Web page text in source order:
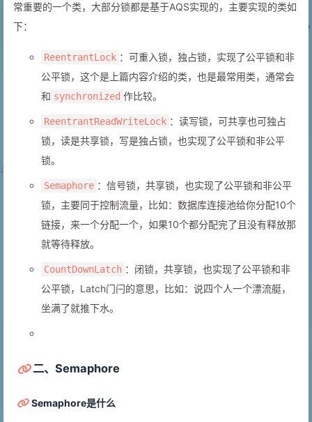
常重要的一个类，大部分锁都是基于AQS实现的，主要实现的类如
下：
ReentrantLock ：可重入锁，独占锁，实现了公平锁和非
公平锁，这个是上篇内容介绍的类，也是最常用类，通常会
和 synchronized 作比较。
ReentrantReadWriteLock ：读写锁，可共享也可独占
锁，读是共享锁，写是独占锁，也实现了公平锁和非公平
锁。
Semaphore ：信号锁，共享锁，也实现了公平锁和非公平
锁，主要同于控制流量，比如：数据库连接池给你分配10个
链接，来一个分配一个，如果10个都分配完了且没有释放那
就等待释放。
CountDownLatch ：闭锁，共享锁，也实现了公平锁和非
公平锁，Latch门闩的意思，比如：说四个人一个漂流艇，
坐满了就推下水。
二、Semaphore
Semaphore是什么